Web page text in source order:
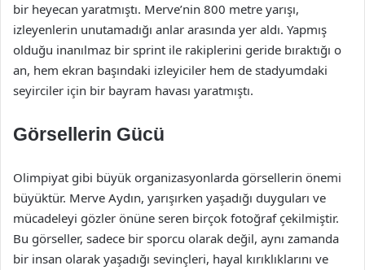
bir heyecan yaratmıştı. Merve’nin 800 metre yarışı,
izleyenlerin unutamadığı anlar arasında yer aldı. Yapmış
olduğu inanılmaz bir sprint ile rakiplerini geride bıraktığı o
an, hem ekran başındaki izleyiciler hem de stadyumdaki
seyirciler için bir bayram havası yaratmıştı.
Görsellerin Gücü
Olimpiyat gibi büyük organizasyonlarda görsellerin önemi
büyüktür. Merve Aydın, yarışırken yaşadığı duyguları ve
mücadeleyi gözler önüne seren birçok fotoğraf çekilmiştir.
Bu görseller, sadece bir sporcu olarak değil, aynı zamanda
bir insan olarak yaşadığı sevinçleri, hayal kırıklıklarını ve